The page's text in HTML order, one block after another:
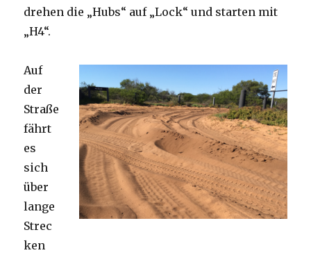
drehen die „Hubs“ auf „Lock“ und starten mit
„H4“.
Auf
der
Straße
fährt
es
sich
über
lange
Strec
ken